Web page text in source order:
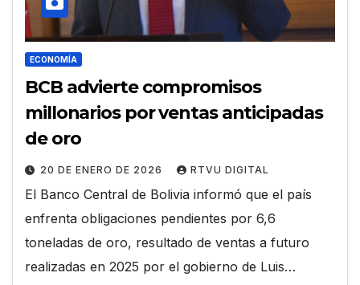
ECONOMÍA
BCB advierte compromisos
millonarios por ventas anticipadas
de oro
20 DE ENERO DE 2026 RTVU DIGITAL
El Banco Central de Bolivia informó que el país
enfrenta obligaciones pendientes por 6,6
toneladas de oro, resultado de ventas a futuro
realizadas en 2025 por el gobierno de Luis…